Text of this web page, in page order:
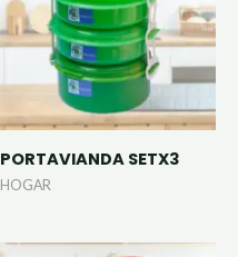
PORTAVIANDA SETX3
HOGAR